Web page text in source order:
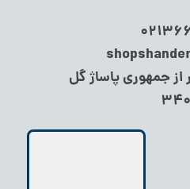
از جمهوری پاساژ گل